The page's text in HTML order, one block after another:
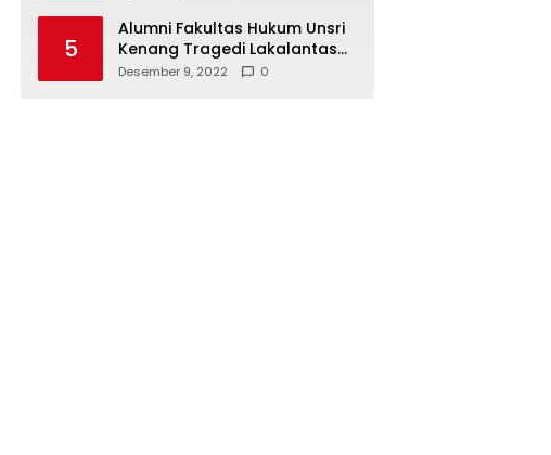
5
Alumni Fakultas Hukum Unsri
Kenang Tragedi Lakalantas
28 Tahun Silam
Desember 9, 2022 0